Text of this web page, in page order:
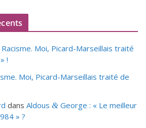
Racisme. Moi, Picard-Marseillais traité
!
Moi, Picard-Marseillais traité de
dans Aldous & George : « Le meilleur
» ?